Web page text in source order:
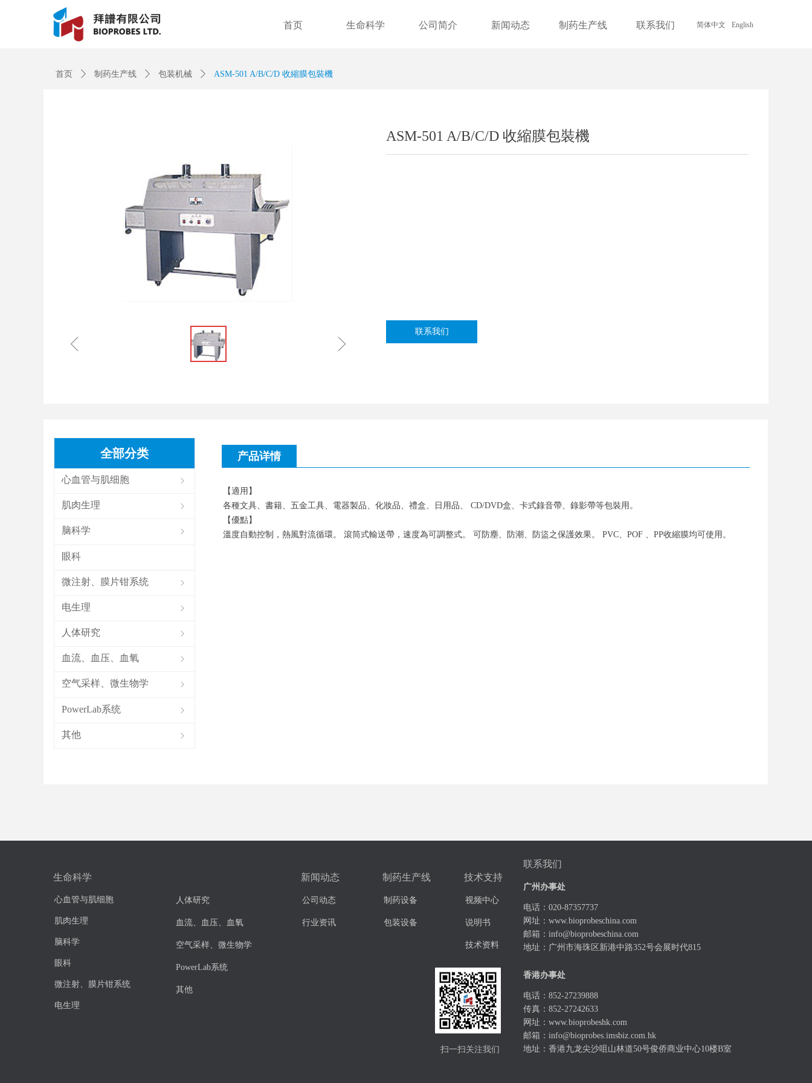
首页 生命科学 公司简介 新闻动态 制药生产线 联系我们 简体中文 English
首页 ꄲ 制药生产线 ꄲ 包装机械 ꄲ ASM-501 A/B/C/D 收縮膜包裝機
ꁆ ꁇ
ASM-501 A/B/C/D 收縮膜包裝機
联系我们
产品详情
【適用】
各種文具、書籍、五金工具、電器製品、化妝品、禮盒、日用品、 CD/DVD盒、卡式錄音帶、錄影帶等包裝用。
【優點】
溫度自動控制，熱風對流循環。 滾筒式輸送帶，速度為可調整式。 可防塵、防潮、防盜之保護效果。 PVC、POF 、PP收縮膜均可使用。
全部分类
ꁇ
心血管与肌细胞
ꁇ
肌肉生理
ꁇ
脑科学
眼科
ꁇ
微注射、膜片钳系统
ꁇ
电生理
ꁇ
人体研究
ꁇ
血流、血压、血氧
ꁇ
空气采样、微生物学
ꁇ
PowerLab系统
ꁇ
其他
生命科学
心血管与肌细胞
肌肉生理
脑科学
眼科
微注射、膜片钳系统
电生理
人体研究
血流、血压、血氧
空气采样、微生物学
PowerLab系统
其他
制药生产线
制药设备
包装设备
技术支持
视频中心
说明书
技术资料
新闻动态
公司动态
行业资讯
联系我们
扫一扫关注我们
广州办事处
电话：020-87357737
网址： www.bioprobeschina.com
邮箱： info@bioprobeschina.com
地址：广州市海珠区新港中路352号会展时代815
香港办事处
电话：852-27239888
传真：852-27242633
网址： www.bioprobeshk.com
邮箱： info@bioprobes.imsbiz.com.hk
地址：香港九龙尖沙咀山林道50号俊侨商业中心10楼B室